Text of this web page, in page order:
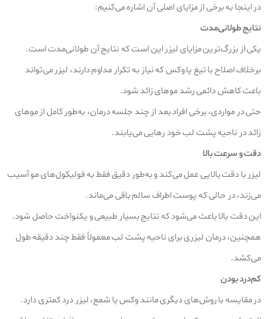
در اینجا به برخی از مزایای اصلی آن اشاره می‌کنیم:
نتایج طولانی‌مدت
یکی از بزرگ‌ترین مزایای لیزر این است که نتایج آن طولانی‌مدت است.
برخلاف اصلاح با تیغ یا وکس که نیاز به تکرار مداوم دارند، لیزر می‌تواند
باعث کاهش دائمی رشد موهای زائد شود.
حتی در مواردی، برخی افراد بعد از چند جلسه درمان، به‌طور کامل از موهای
زائد در ناحیه پشت لب خود رهایی می‌یابند.
دقت و سرعت بالا
لیزر با دقت بالایی عمل می‌کند و به‌طور دقیق فقط به فولیکول‌های مو آسیب
می‌زند، در حالی که پوست اطراف سالم باقی می‌ماند.
این دقت بالا باعث می‌شود که نتایج بسیار طبیعی و یکنواخت حاصل شود.
همچنین، درمان لیزری برای ناحیه پشت لب معمولاً فقط چند دقیقه طول
می‌کشد.
کم‌درد بودن
در مقایسه با روش‌های دیگری مانند وکس یا شمع، لیزر درد کمتری دارد.